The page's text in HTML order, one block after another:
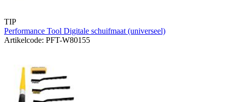
TIP
Performance Tool Digitale schuifmaat (universeel)
Artikelcode: PFT-W80155